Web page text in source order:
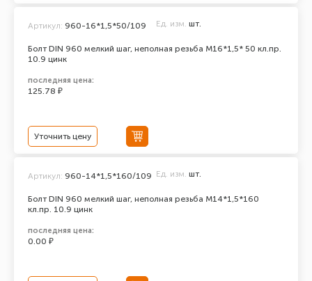
Болт DIN 960 мелкий шаг, неполная резьба M16*1,5* 50 кл.пр.
10.9 цинк
Артикул: 960-16*1,5*50/109 Ед. изм. шт.
последняя цена:
125.78 ₽
Уточнить цену
Болт DIN 960 мелкий шаг, неполная резьба M14*1,5*160
кл.пр. 10.9 цинк
Артикул: 960-14*1,5*160/109 Ед. изм. шт.
последняя цена:
0.00 ₽